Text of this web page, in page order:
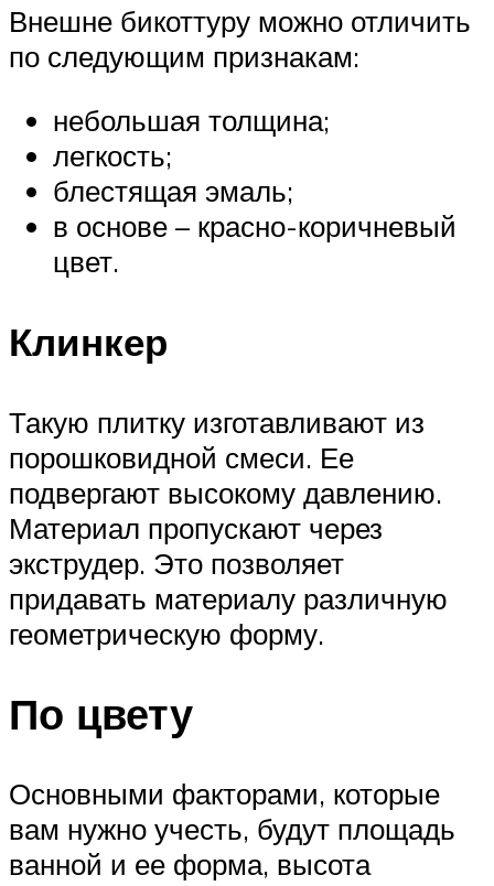
Внешне бикоттуру можно отличить
по следующим признакам:
небольшая толщина;
легкость;
блестящая эмаль;
в основе – красно-коричневый
цвет.
Клинкер
Такую плитку изготавливают из
порошковидной смеси. Ее
подвергают высокому давлению.
Материал пропускают через
экструдер. Это позволяет
придавать материалу различную
геометрическую форму.
По цвету
Основными факторами, которые
вам нужно учесть, будут площадь
ванной и ее форма, высота